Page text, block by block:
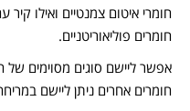
חומרי איטום צמנטיים ואילו
חומרים פוליאוריטניים.
אפשר ליישם סוגים מסוימים של
חומרים אחרים ניתן ליישם